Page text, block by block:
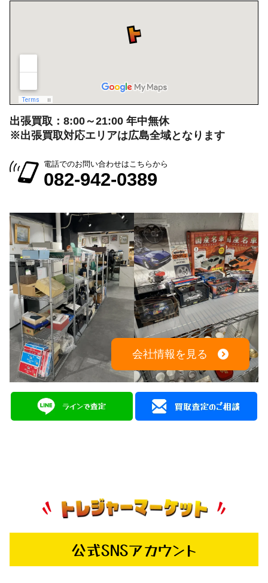
出張買取：8:00～21:00 年中無休
※出張買取対応エリアは広島全域となります
電話でのお問い合わせはこちらから
082-942-0389
会社情報を見る
公式SNSアカウント